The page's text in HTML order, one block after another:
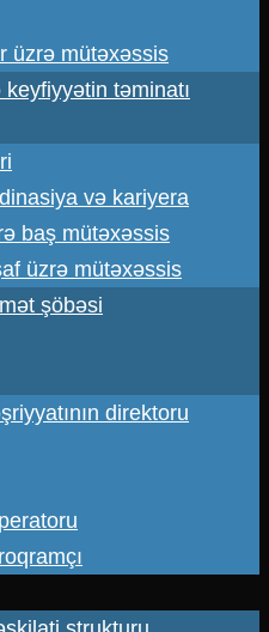
üzrə mütəxəssis
təminatı
və kariyera
baş mütəxəssis
üzrə mütəxəssis
şöbəsi
direktoru